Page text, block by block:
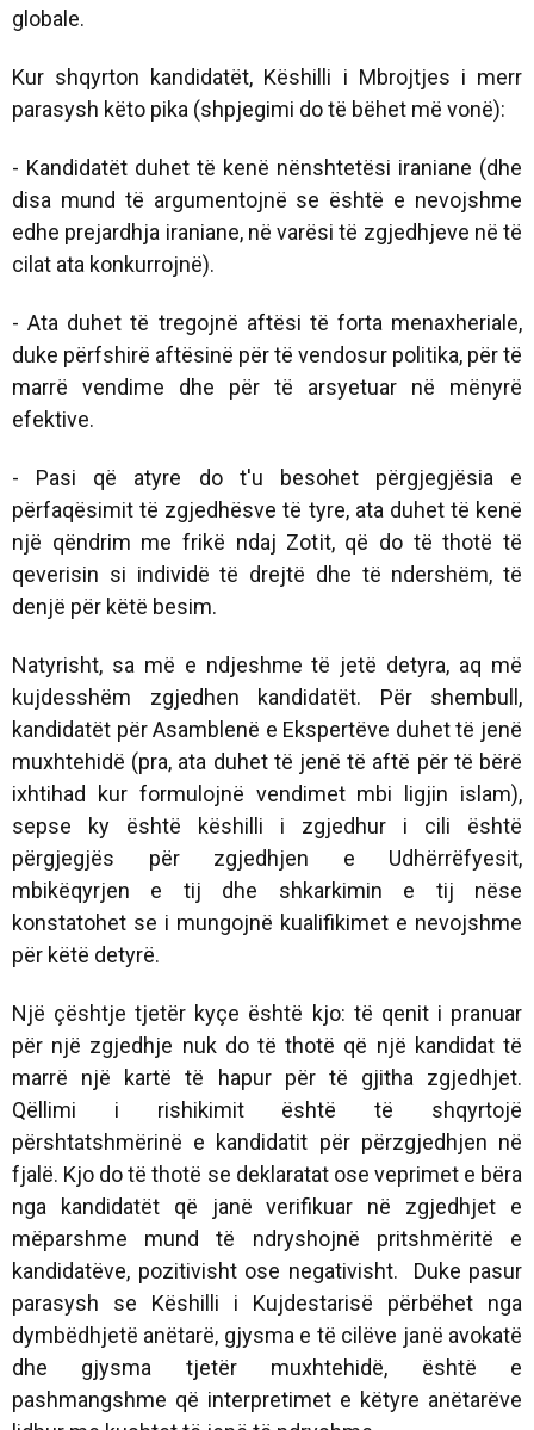
globale.
Kur shqyrton kandidatët, Këshilli i Mbrojtjes i merr
parasysh këto pika (shpjegimi do të bëhet më vonë):
- Kandidatët duhet të kenë nënshtetësi iraniane (dhe
disa mund të argumentojnë se është e nevojshme
edhe prejardhja iraniane, në varësi të zgjedhjeve në të
cilat ata konkurrojnë).
- Ata duhet të tregojnë aftësi të forta menaxheriale,
duke përfshirë aftësinë për të vendosur politika, për të
marrë vendime dhe për të arsyetuar në mënyrë
efektive.
- Pasi që atyre do t'u besohet përgjegjësia e
përfaqësimit të zgjedhësve të tyre, ata duhet të kenë
një qëndrim me frikë ndaj Zotit, që do të thotë të
qeverisin si individë të drejtë dhe të ndershëm, të
denjë për këtë besim.
Natyrisht, sa më e ndjeshme të jetë detyra, aq më
kujdesshëm zgjedhen kandidatët. Për shembull,
kandidatët për Asamblenë e Ekspertëve duhet të jenë
muxhtehidë (pra, ata duhet të jenë të aftë për të bërë
ixhtihad kur formulojnë vendimet mbi ligjin islam),
sepse ky është këshilli i zgjedhur i cili është
përgjegjës për zgjedhjen e Udhërrëfyesit,
mbikëqyrjen e tij dhe shkarkimin e tij nëse
konstatohet se i mungojnë kualifikimet e nevojshme
për këtë detyrë.
Një çështje tjetër kyçe është kjo: të qenit i pranuar
për një zgjedhje nuk do të thotë që një kandidat të
marrë një kartë të hapur për të gjitha zgjedhjet.
Qëllimi i rishikimit është të shqyrtojë
përshtatshmërinë e kandidatit për përzgjedhjen në
fjalë. Kjo do të thotë se deklaratat ose veprimet e bëra
nga kandidatët që janë verifikuar në zgjedhjet e
mëparshme mund të ndryshojnë pritshmëritë e
kandidatëve, pozitivisht ose negativisht. Duke pasur
parasysh se Këshilli i Kujdestarisë përbëhet nga
dymbëdhjetë anëtarë, gjysma e të cilëve janë avokatë
dhe gjysma tjetër muxhtehidë, është e
pashmangshme që interpretimet e këtyre anëtarëve